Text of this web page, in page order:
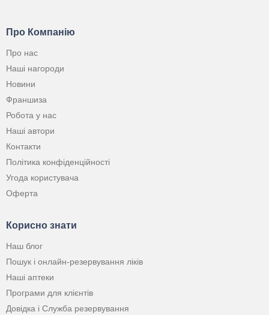
Про Компанію
Про нас
Наші нагороди
Новини
Франшиза
Робота у нас
Наші автори
Контакти
Політика конфіденційності
Угода користувача
Оферта
Корисно знати
Наш блог
Пошук і онлайн-резервування ліків
Наші аптеки
Програми для клієнтів
Довідка і Служба резервування